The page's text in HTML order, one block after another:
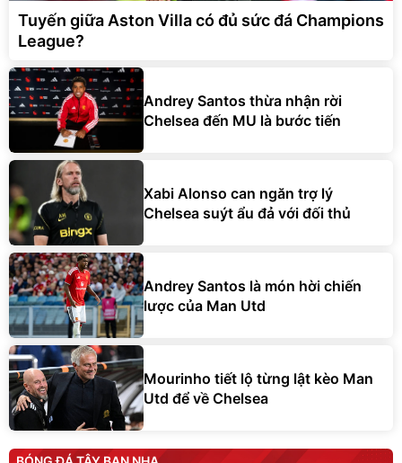
Tuyến giữa Aston Villa có đủ sức đá Champions
League?
Andrey Santos thừa nhận rời
Chelsea đến MU là bước tiến
Xabi Alonso can ngăn trợ lý
Chelsea suýt ẩu đả với đối thủ
Andrey Santos là món hời chiến
lược của Man Utd
Mourinho tiết lộ từng lật kèo Man
Utd để về Chelsea